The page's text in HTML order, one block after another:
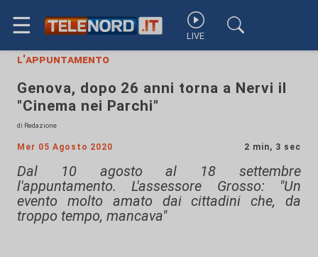
☰ LIVE
l'appuntamento
Genova, dopo 26 anni torna a Nervi il
"Cinema nei Parchi"
di Redazione
Mer 05 Agosto 2020 2 min, 3 sec
Dal 10 agosto al 18 settembre
l'appuntamento. L'assessore Grosso: "Un
evento molto amato dai cittadini che, da
troppo tempo, mancava"